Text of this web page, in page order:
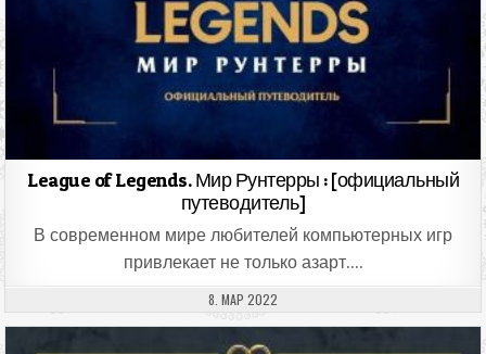
League of Legends. Мир Рунтерры : [официальный
путеводитель]
В современном мире любителей компьютерных игр
привлекает не только азарт….
ДАТА ПУБЛИКАЦИИ:
8. МАР 2022